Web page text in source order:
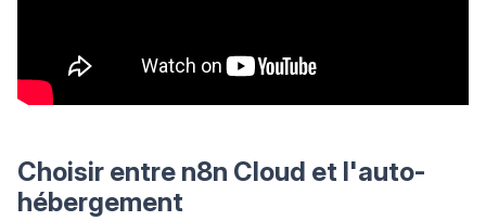
Choisir entre n8n Cloud et l'auto-
hébergement